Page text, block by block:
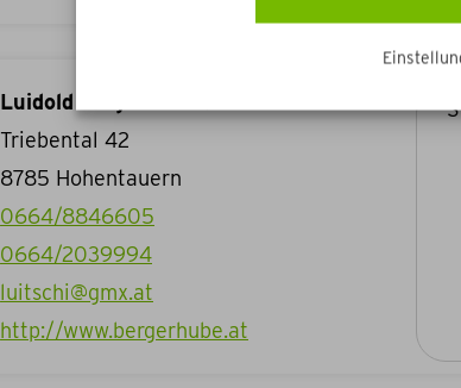
Luidold Siegfried & Marianne
Triebental 42
8785 Hohentauern
0664/8846605
0664/2039994
luitschi@gmx.at
http://www.bergerhube.at